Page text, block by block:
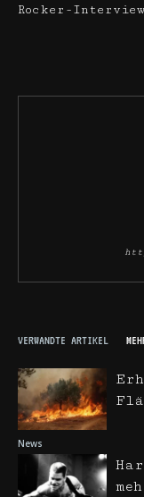
Rocker-Interview
VERWANDTE ARTIKEL
News